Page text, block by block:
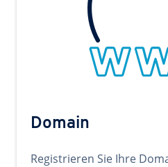
Domain
Registrieren Sie Ihre